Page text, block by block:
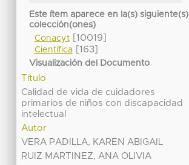
Este ítem aparece en la(s) siguiente(s)
colección(ones)
Conacyt[10019]
Científica[163]
Visualización del Documento
Título
Calidad de vida de cuidadores
primarios de niños con discapacidad
intelectual
Autor
VERA PADILLA, KAREN ABIGAIL
RUIZ MARTINEZ, ANA OLIVIA